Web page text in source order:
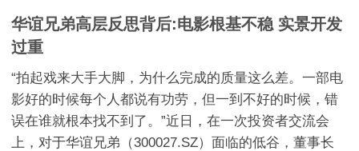
华谊兄弟高层反思背后:电影根基不稳 实景开发
过重
“拍起戏来大手大脚，为什么完成的质量这么差。一部电
影好的时候每个人都说有功劳，但一到不好的时候，错
误在谁就根本找不到了。”近日，在一次投资者交流会
上，对于华谊兄弟（300027.SZ）面临的低谷，董事长